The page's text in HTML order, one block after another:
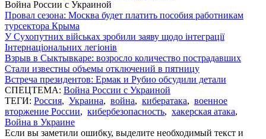
Война России с Украиной
Провал сезона: Москва будет платить пособия работникам
турсектора Крыма
У Сухопутних військах зробили заяву щодо інтеграції
Інтернаціональних легіонів
Взрыв в Сыктывкаре: возросло количество пострадавших
Стали известны объемы отключений в пятницу
Встреча президентов: Ермак и Рубио обсудили детали
СПЕЦТЕМА: Война России с Украиной
ТЕГИ: Россия, Украина, война, кибератака, военное
вторжение России, кибербезопасность, хакерская атака,
Война в Украине
Если вы заметили ошибку, выделите необходимый текст и